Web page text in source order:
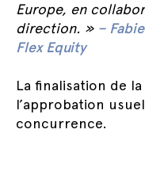
Europe, en
direction. » –
Flex Equity
La finalisation de
l’approbation
concurrence.